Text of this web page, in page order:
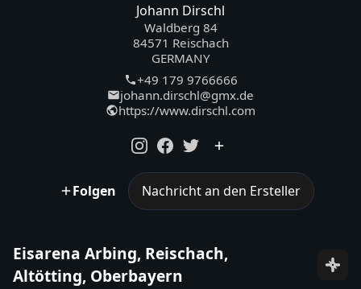
Johann Dirschl
Waldberg 84
84571 Reischach
GERMANY
+49 179 9766666
johann.dirschl@gmx.de
https://www.dirschl.com
Folgen Nachricht an den Ersteller
Eisarena Arbing, Reischach,
Altötting, Oberbayern